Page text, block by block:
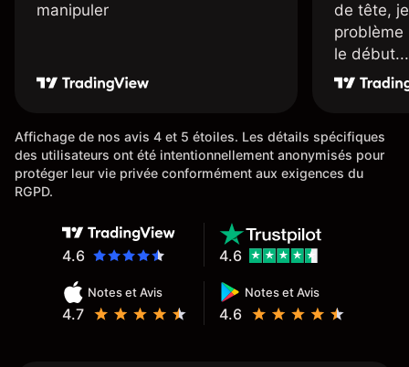
manipuler
de tête,
problème
le début...
Affichage de nos avis 4 et 5 étoiles. Les détails spécifiques
des utilisateurs ont été intentionnellement anonymisés pour
protéger leur vie privée conformément aux exigences du
RGPD.
4.6
Notes et Avis
4.7
Notes et Avis
4.6
4.6